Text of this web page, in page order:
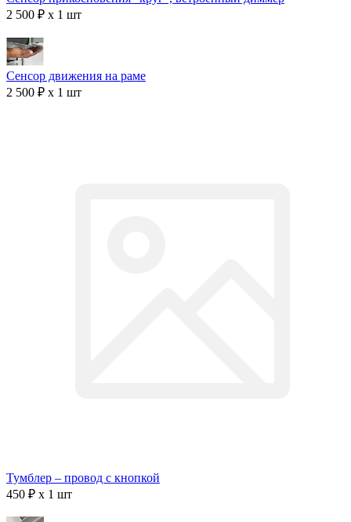
2 500 ₽ x 1 шт
Сенсор движения на раме
2 500 ₽ x 1 шт
Тумблер – провод с кнопкой
450 ₽ x 1 шт